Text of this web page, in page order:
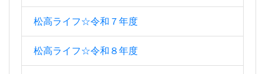
松高ライフ☆令和７年度
松高ライフ☆令和８年度